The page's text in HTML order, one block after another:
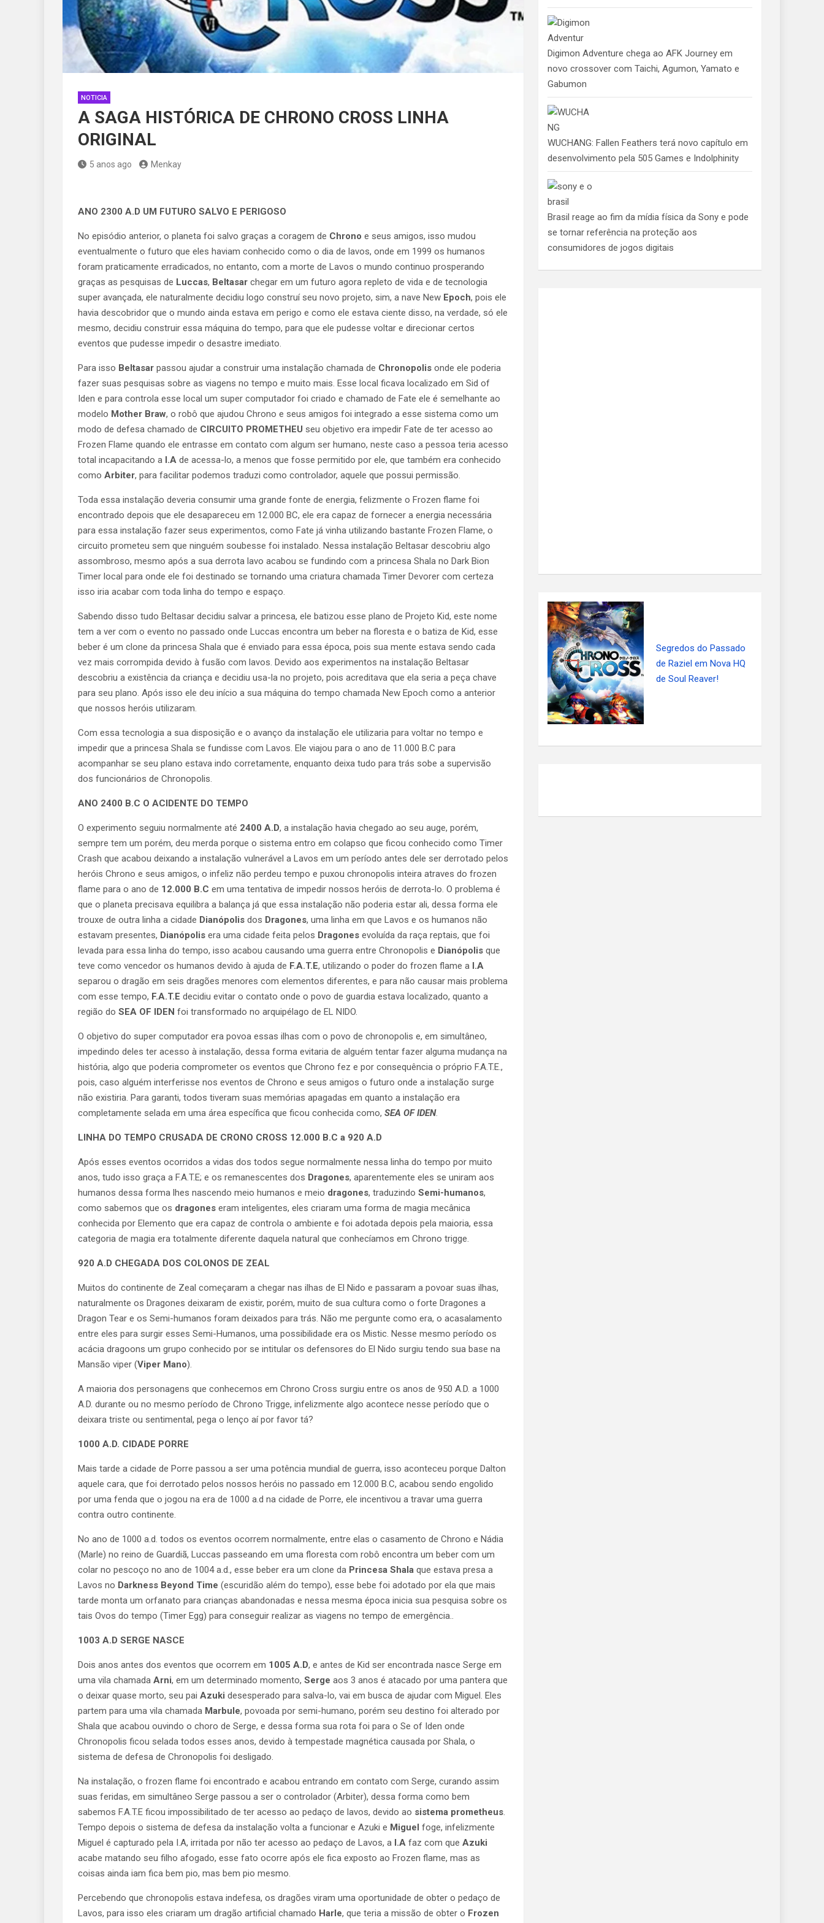
NOTICIA
A SAGA HISTÓRICA DE CHRONO CROSS LINHA
ORIGINAL
5 anos ago Menkay
ANO 2300 A.D UM FUTURO SALVO E PERIGOSO
No episódio anterior, o planeta foi salvo graças a coragem de Chrono e seus amigos, isso mudou
eventualmente o futuro que eles haviam conhecido como o dia de lavos, onde em 1999 os humanos
foram praticamente erradicados, no entanto, com a morte de Lavos o mundo continuo prosperando
graças as pesquisas de Luccas, Beltasar chegar em um futuro agora repleto de vida e de tecnologia
super avançada, ele naturalmente decidiu logo construí seu novo projeto, sim, a nave New Epoch, pois ele
havia descobridor que o mundo ainda estava em perigo e como ele estava ciente disso, na verdade, só ele
mesmo, decidiu construir essa máquina do tempo, para que ele pudesse voltar e direcionar certos
eventos que pudesse impedir o desastre imediato.
Para isso Beltasar passou ajudar a construir uma instalação chamada de Chronopolis onde ele poderia
fazer suas pesquisas sobre as viagens no tempo e muito mais. Esse local ficava localizado em Sid of
Iden e para controla esse local um super computador foi criado e chamado de Fate ele é semelhante ao
modelo Mother Braw, o robô que ajudou Chrono e seus amigos foi integrado a esse sistema como um
modo de defesa chamado de CIRCUITO PROMETHEU seu objetivo era impedir Fate de ter acesso ao
Frozen Flame quando ele entrasse em contato com algum ser humano, neste caso a pessoa teria acesso
total incapacitando a I.A de acessa-lo, a menos que fosse permitido por ele, que também era conhecido
como Arbiter, para facilitar podemos traduzi como controlador, aquele que possui permissão.
Toda essa instalação deveria consumir uma grande fonte de energia, felizmente o Frozen flame foi
encontrado depois que ele desapareceu em 12.000 BC, ele era capaz de fornecer a energia necessária
para essa instalação fazer seus experimentos, como Fate já vinha utilizando bastante Frozen Flame, o
circuito prometeu sem que ninguém soubesse foi instalado. Nessa instalação Beltasar descobriu algo
assombroso, mesmo após a sua derrota lavo acabou se fundindo com a princesa Shala no Dark Bion
Timer local para onde ele foi destinado se tornando uma criatura chamada Timer Devorer com certeza
isso iria acabar com toda linha do tempo e espaço.
Sabendo disso tudo Beltasar decidiu salvar a princesa, ele batizou esse plano de Projeto Kid, este nome
tem a ver com o evento no passado onde Luccas encontra um beber na floresta e o batiza de Kid, esse
beber é um clone da princesa Shala que é enviado para essa época, pois sua mente estava sendo cada
vez mais corrompida devido à fusão com lavos. Devido aos experimentos na instalação Beltasar
descobriu a existência da criança e decidiu usa-la no projeto, pois acreditava que ela seria a peça chave
para seu plano. Após isso ele deu início a sua máquina do tempo chamada New Epoch como a anterior
que nossos heróis utilizaram.
Com essa tecnologia a sua disposição e o avanço da instalação ele utilizaria para voltar no tempo e
impedir que a princesa Shala se fundisse com Lavos. Ele viajou para o ano de 11.000 B.C para
acompanhar se seu plano estava indo corretamente, enquanto deixa tudo para trás sobe a supervisão
dos funcionários de Chronopolis.
ANO 2400 B.C O ACIDENTE DO TEMPO
O experimento seguiu normalmente até 2400 A.D, a instalação havia chegado ao seu auge, porém,
sempre tem um porém, deu merda porque o sistema entro em colapso que ficou conhecido como Timer
Crash que acabou deixando a instalação vulnerável a Lavos em um período antes dele ser derrotado pelos
heróis Chrono e seus amigos, o infeliz não perdeu tempo e puxou chronopolis inteira atraves do frozen
flame para o ano de 12.000 B.C em uma tentativa de impedir nossos heróis de derrota-lo. O problema é
que o planeta precisava equilibra a balança já que essa instalação não poderia estar ali, dessa forma ele
trouxe de outra linha a cidade Dianópolis dos Dragones, uma linha em que Lavos e os humanos não
estavam presentes, Dianópolis era uma cidade feita pelos Dragones evoluída da raça reptais, que foi
levada para essa linha do tempo, isso acabou causando uma guerra entre Chronopolis e Dianópolis que
teve como vencedor os humanos devido à ajuda de F.A.T.E, utilizando o poder do frozen flame a I.A
separou o dragão em seis dragões menores com elementos diferentes, e para não causar mais problema
com esse tempo, F.A.T.E decidiu evitar o contato onde o povo de guardia estava localizado, quanto a
região do SEA OF IDEN foi transformado no arquipélago de EL NIDO.
O objetivo do super computador era povoa essas ilhas com o povo de chronopolis e, em simultâneo,
impedindo deles ter acesso à instalação, dessa forma evitaria de alguém tentar fazer alguma mudança na
história, algo que poderia comprometer os eventos que Chrono fez e por consequência o próprio F.A.T.E.,
pois, caso alguém interferisse nos eventos de Chrono e seus amigos o futuro onde a instalação surge
não existiria. Para garanti, todos tiveram suas memórias apagadas em quanto a instalação era
completamente selada em uma área específica que ficou conhecida como, SEA OF IDEN.
LINHA DO TEMPO CRUSADA DE CRONO CROSS 12.000 B.C a 920 A.D
Após esses eventos ocorridos a vidas dos todos segue normalmente nessa linha do tempo por muito
anos, tudo isso graça a F.A.T.E; e os remanescentes dos Dragones, aparentemente eles se uniram aos
humanos dessa forma lhes nascendo meio humanos e meio dragones, traduzindo Semi-humanos,
como sabemos que os dragones eram inteligentes, eles criaram uma forma de magia mecânica
conhecida por Elemento que era capaz de controla o ambiente e foi adotada depois pela maioria, essa
categoria de magia era totalmente diferente daquela natural que conhecíamos em Chrono trigge.
920 A.D CHEGADA DOS COLONOS DE ZEAL
Muitos do continente de Zeal começaram a chegar nas ilhas de El Nido e passaram a povoar suas ilhas,
naturalmente os Dragones deixaram de existir, porém, muito de sua cultura como o forte Dragones a
Dragon Tear e os Semi-humanos foram deixados para trás. Não me pergunte como era, o acasalamento
entre eles para surgir esses Semi-Humanos, uma possibilidade era os Mistic. Nesse mesmo período os
acácia dragoons um grupo conhecido por se intitular os defensores do El Nido surgiu tendo sua base na
Mansão viper (Viper Mano).
A maioria dos personagens que conhecemos em Chrono Cross surgiu entre os anos de 950 A.D. a 1000
A.D. durante ou no mesmo período de Chrono Trigge, infelizmente algo acontece nesse período que o
deixara triste ou sentimental, pega o lenço aí por favor tá?
1000 A.D. CIDADE PORRE
Mais tarde a cidade de Porre passou a ser uma potência mundial de guerra, isso aconteceu porque Dalton
aquele cara, que foi derrotado pelos nossos heróis no passado em 12.000 B.C, acabou sendo engolido
por uma fenda que o jogou na era de 1000 a.d na cidade de Porre, ele incentivou a travar uma guerra
contra outro continente.
No ano de 1000 a.d. todos os eventos ocorrem normalmente, entre elas o casamento de Chrono e Nádia
(Marle) no reino de Guardiã, Luccas passeando em uma floresta com robô encontra um beber com um
colar no pescoço no ano de 1004 a.d., esse beber era um clone da Princesa Shala que estava presa a
Lavos no Darkness Beyond Time (escuridão além do tempo), esse bebe foi adotado por ela que mais
tarde monta um orfanato para crianças abandonadas e nessa mesma época inicia sua pesquisa sobre os
tais Ovos do tempo (Timer Egg) para conseguir realizar as viagens no tempo de emergência..
1003 A.D SERGE NASCE
Dois anos antes dos eventos que ocorrem em 1005 A.D, e antes de Kid ser encontrada nasce Serge em
uma vila chamada Arni, em um determinado momento, Serge aos 3 anos é atacado por uma pantera que
o deixar quase morto, seu pai Azuki desesperado para salva-lo, vai em busca de ajudar com Miguel. Eles
partem para uma vila chamada Marbule, povoada por semi-humano, porém seu destino foi alterado por
Shala que acabou ouvindo o choro de Serge, e dessa forma sua rota foi para o Se of Iden onde
Chronopolis ficou selada todos esses anos, devido à tempestade magnética causada por Shala, o
sistema de defesa de Chronopolis foi desligado.
Na instalação, o frozen flame foi encontrado e acabou entrando em contato com Serge, curando assim
suas feridas, em simultâneo Serge passou a ser o controlador (Arbiter), dessa forma como bem
sabemos F.A.T.E ficou impossibilitado de ter acesso ao pedaço de lavos, devido ao sistema prometheus.
Tempo depois o sistema de defesa da instalação volta a funcionar e Azuki e Miguel foge, infelizmente
Miguel é capturado pela I.A, irritada por não ter acesso ao pedaço de Lavos, a I.A faz com que Azuki
acabe matando seu filho afogado, esse fato ocorre após ele fica exposto ao Frozen flame, mas as
coisas ainda iam fica bem pio, mas bem pio mesmo.
Percebendo que chronopolis estava indefesa, os dragões viram uma oportunidade de obter o pedaço de
Lavos, para isso eles criaram um dragão artificial chamado Harle, que teria a missão de obter o Frozen
Digimon Adventure chega ao AFK Journey em
novo crossover com Taichi, Agumon, Yamato e
Gabumon
WUCHANG: Fallen Feathers terá novo capítulo em
desenvolvimento pela 505 Games e Indolphinity
Brasil reage ao fim da mídia física da Sony e pode
se tornar referência na proteção aos
consumidores de jogos digitais
Segredos do Passado
de Raziel em Nova HQ
de Soul Reaver!